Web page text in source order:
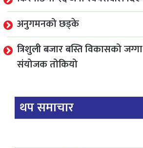
अनुगमनको छड्के
त्रिशुली बजार बस्ति विकासको
संयोजक तोकियो
थप समाचार